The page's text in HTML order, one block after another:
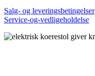
Salg- og leveringsbetingelser
Service-og-vedligeholdelse